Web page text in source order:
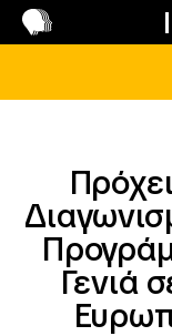
Γενιά